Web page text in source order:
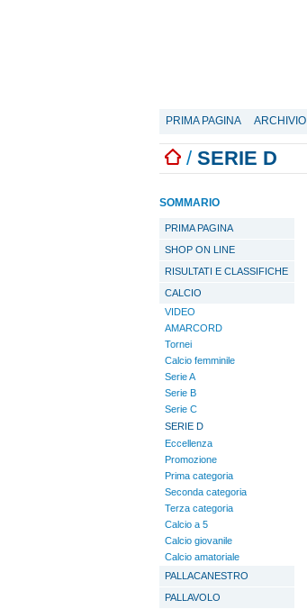
PRIMA PAGINA ARCHIVIO
/ SERIE D
SOMMARIO
PRIMA PAGINA
SHOP ON LINE
RISULTATI E CLASSIFICHE
CALCIO
VIDEO
AMARCORD
Tornei
Calcio femminile
Serie A
Serie B
Serie C
SERIE D
Eccellenza
Promozione
Prima categoria
Seconda categoria
Terza categoria
Calcio a 5
Calcio giovanile
Calcio amatoriale
PALLACANESTRO
PALLAVOLO